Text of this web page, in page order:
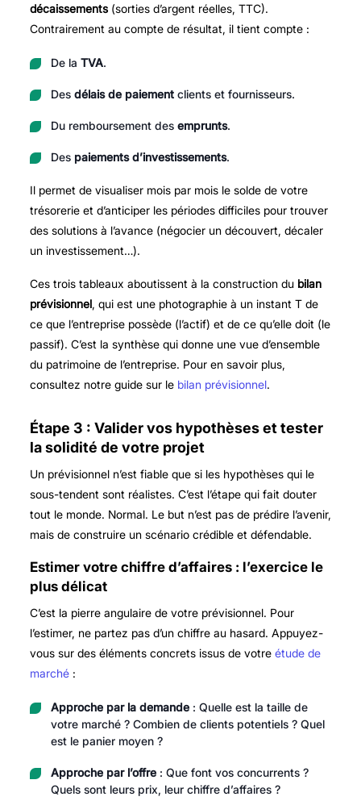
décaissements(sorties d’argent réelles, TTC).
Contrairement au compte de résultat, il tient compte :
De la TVA.
Des délais de paiementclients et fournisseurs.
Du remboursement des emprunts.
Des paiements d’investissements.
Il permet de visualiser mois par mois le solde de votre
trésorerie et d’anticiper les périodes difficiles pour trouver
des solutions à l’avance (négocier un découvert, décaler
un investissement…).
Ces trois tableaux aboutissent à la construction du bilan
prévisionnel, qui est une photographie à un instant T de
ce que l’entreprise possède (l’actif) et de ce qu’elle doit (le
passif). C’est la synthèse qui donne une vue d’ensemble
du patrimoine de l’entreprise. Pour en savoir plus,
consultez notre guide sur le bilan prévisionnel.
Étape 3 : Valider vos hypothèses et tester
la solidité de votre projet
Un prévisionnel n’est fiable que si les hypothèses qui le
sous-tendent sont réalistes. C’est l’étape qui fait douter
tout le monde. Normal. Le but n’est pas de prédire l’avenir,
mais de construire un scénario crédible et défendable.
Estimer votre chiffre d’affaires : l’exercice le
plus délicat
C’est la pierre angulaire de votre prévisionnel. Pour
l’estimer, ne partez pas d’un chiffre au hasard. Appuyez-
vous sur des éléments concrets issus de votre étude de
marché:
Approche par la demande: Quelle est la taille de
votre marché ? Combien de clients potentiels ? Quel
est le panier moyen ?
Approche par l’offre: Que font vos concurrents ?
Quels sont leurs prix, leur chiffre d’affaires ?